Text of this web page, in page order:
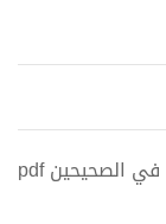
تحميل كتاب مَرويات إسماعيل بن أبي أُويس في الصحيحين pdf